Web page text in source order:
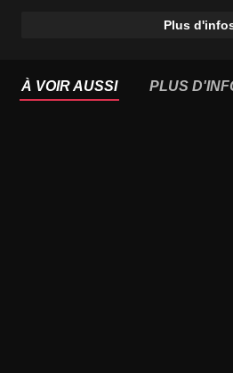
Plus
À VOIR AUSSI PLUS